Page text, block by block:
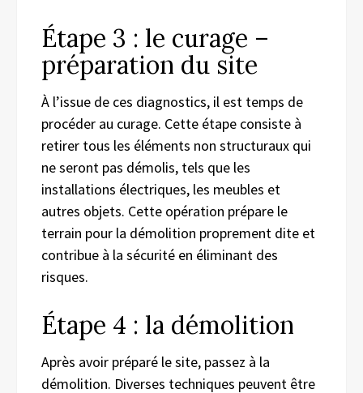
Étape 3 : le curage –
préparation du site
À l’issue de ces diagnostics, il est temps de
procéder au curage. Cette étape consiste à
retirer tous les éléments non structuraux qui
ne seront pas démolis, tels que les
installations électriques, les meubles et
autres objets. Cette opération prépare le
terrain pour la démolition proprement dite et
contribue à la sécurité en éliminant des
risques.
Étape 4 : la démolition
Après avoir préparé le site, passez à la
démolition. Diverses techniques peuvent être